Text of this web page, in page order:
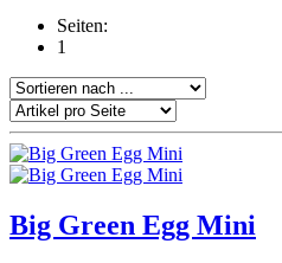
Seiten:
1
Big Green Egg Mini